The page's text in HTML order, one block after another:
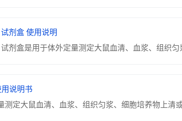
剂盒 使用说明
剂盒是用于体外定量测定大鼠血清、血浆、组织
说明书
定大鼠血清、血浆、组织匀浆、细胞培养物上清